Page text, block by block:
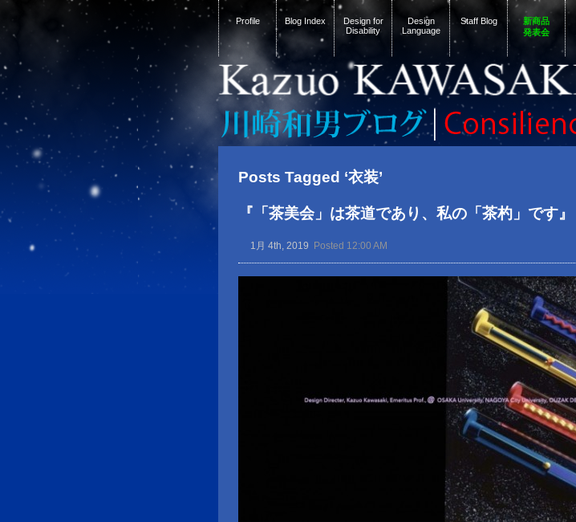
Profile Blog Index
Design for
Disability
Design
Language
Staff Blog
新商品
発表会
Posts Tagged ‘衣装’
『「茶美会」は茶道であり、私の「茶杓」です』
1月 4th, 2019 Posted 12:00 AM